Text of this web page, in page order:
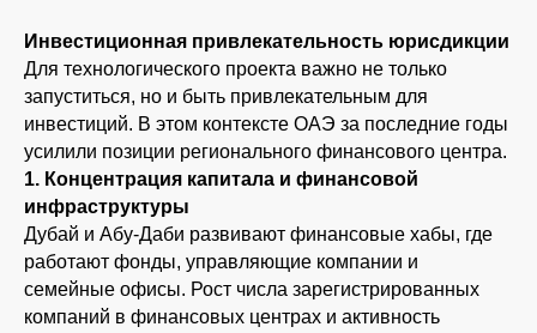
Инвестиционная привлекательность юрисдикции
Для технологического проекта важно не только
запуститься, но и быть привлекательным для
инвестиций. В этом контексте ОАЭ за последние годы
усилили позиции регионального финансового центра.
1. Концентрация капитала и финансовой
инфраструктуры
Дубай и Абу-Даби развивают финансовые хабы, где
работают фонды, управляющие компании и
семейные офисы. Рост числа зарегистрированных
компаний в финансовых центрах и активность